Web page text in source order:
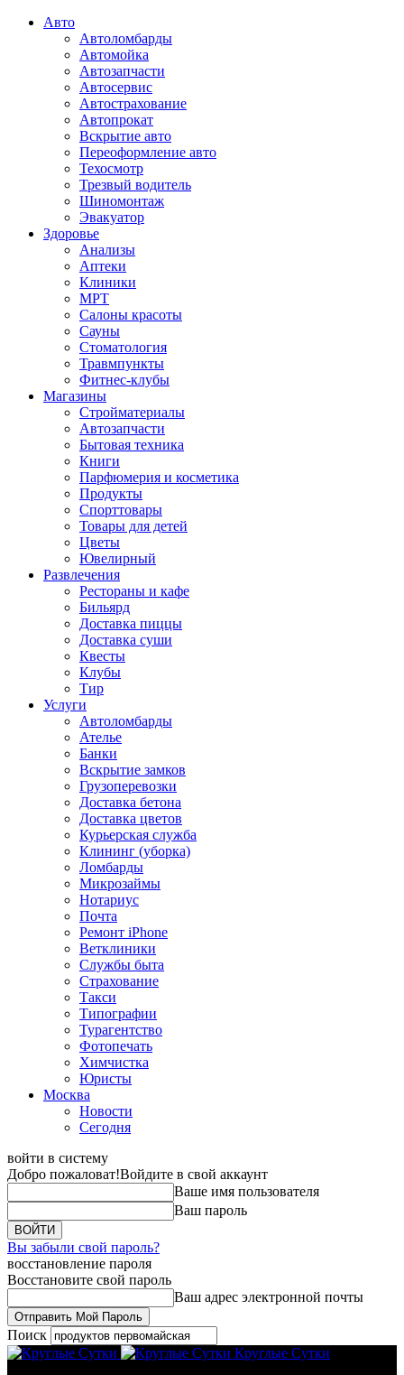
Авто
Автоломбарды
Автомойка
Автозапчасти
Автосервис
Автострахование
Автопрокат
Вскрытие авто
Переоформление авто
Техосмотр
Трезвый водитель
Шиномонтаж
Эвакуатор
Здоровье
Анализы
Аптеки
Клиники
МРТ
Салоны красоты
Сауны
Стоматология
Травмпункты
Фитнес-клубы
Магазины
Стройматериалы
Автозапчасти
Бытовая техника
Книги
Парфюмерия и косметика
Продукты
Спорттовары
Товары для детей
Цветы
Ювелирный
Развлечения
Рестораны и кафе
Бильярд
Доставка пиццы
Доставка суши
Квесты
Клубы
Тир
Услуги
Автоломбарды
Ателье
Банки
Вскрытие замков
Грузоперевозки
Доставка бетона
Доставка цветов
Курьерская служба
Клининг (уборка)
Ломбарды
Микрозаймы
Нотариус
Почта
Ремонт iPhone
Ветклиники
Службы быта
Страхование
Такси
Типографии
Турагентство
Фотопечать
Химчистка
Юристы
Москва
Новости
Сегодня
войти в систему
Добро пожаловат!Войдите в свой аккаунт
Ваше имя пользователя
Ваш пароль
Вы забыли свой пароль?
восстановление пароля
Восстановите свой пароль
Ваш адрес электронной почты
Поиск
Круглые Сутки